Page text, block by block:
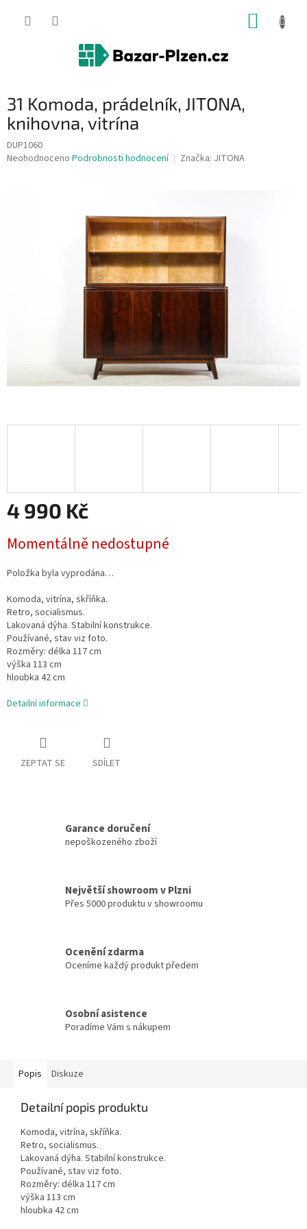
31 Komoda, prádelník, JITONA,
knihovna, vitrína
DUP1060
Průměrné
Neohodnoceno Podrobnosti hodnocení Značka: JITONA
4 990 Kč
cena:
Momentálně nedostupné
Položka byla vyprodána…
Komoda, vitrína, skříňka.
Retro, socialismus.
Lakovaná dýha. Stabilní konstrukce.
Používané, stav viz foto.
Rozměry: délka 117 cm
výška 113 cm
hloubka 42 cm
Detailní informace
ZEPTAT SE SDÍLET
Garance doručení
nepoškozeného zboží
Největší showroom v Plzni
Přes 5000 produktu v showroomu
Ocenění zdarma
Oceníme každý produkt předem
Osobní asistence
Poradíme Vám s nákupem
Popis Diskuze
Detailní popis produktu
Komoda, vitrína, skříňka.
Retro, socialismus.
Lakovaná dýha. Stabilní konstrukce.
Používané, stav viz foto.
Rozměry: délka 117 cm
výška 113 cm
hloubka 42 cm